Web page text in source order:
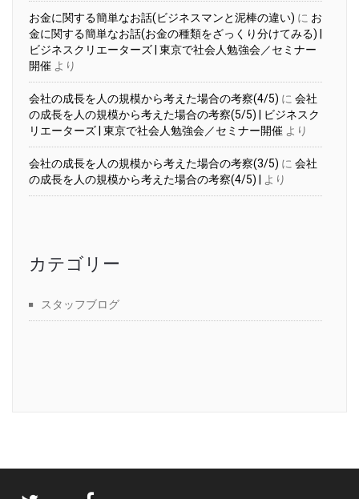
お金に関する簡単なお話(ビジネスマンと泥棒の違い) に お
金に関する簡単なお話(お金の種類をざっくり分けてみる) |
ビジネスクリエーターズ | 東京で社会人勉強会／セミナー
開催 より
会社の成長を人の規模から考えた場合の考察(4/5) に 会社
の成長を人の規模から考えた場合の考察(5/5) | ビジネスク
リエーターズ | 東京で社会人勉強会／セミナー開催 より
会社の成長を人の規模から考えた場合の考察(3/5) に 会社
の成長を人の規模から考えた場合の考察(4/5) | より
カテゴリー
スタッフブログ